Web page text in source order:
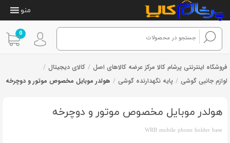
0
منو
فروشگاه اینترنتی پرشام کالا مرکز عرضه کالاهای اصل / کالای دیجیتال /
لوازم جانبی گوشی / پایه نگهدارنده گوشی / هولدر موبایل مخصوص موتور و دوچرخه
هولدر موبایل مخصوص موتور و دوچرخه
WRB mobile phone holder base